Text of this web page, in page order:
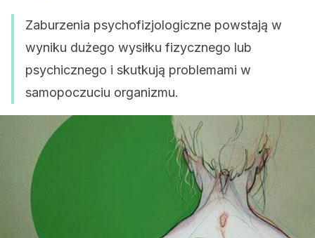
Zaburzenia psychofizjologiczne powstają w
wyniku dużego wysiłku fizycznego lub
psychicznego i skutkują problemami w
samopoczuciu organizmu.